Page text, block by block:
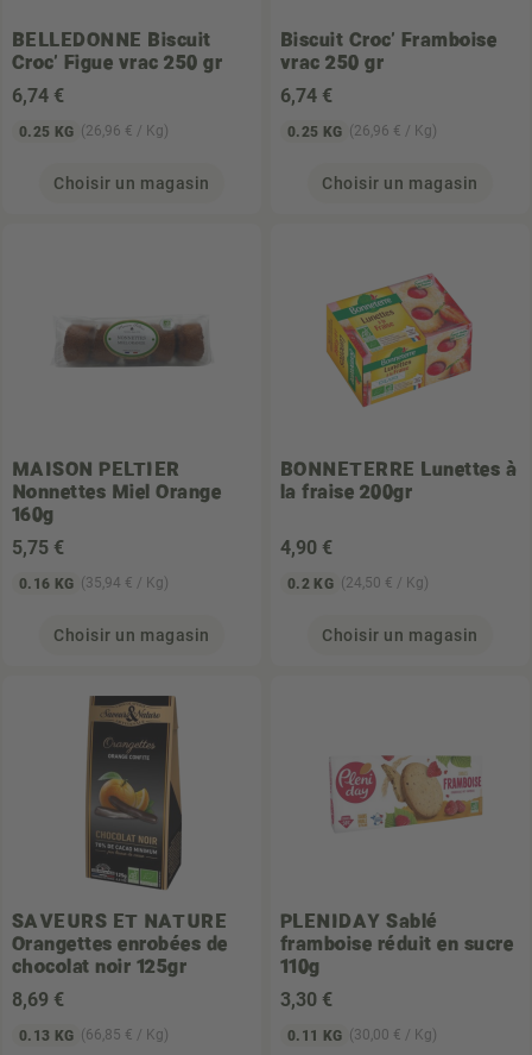
BELLEDONNE Biscuit
Croc' Figue vrac 250 gr
6,74 €
0.25 KG (26,96 € / Kg)
Choisir un magasin
Biscuit Croc' Framboise
vrac 250 gr
6,74 €
0.25 KG (26,96 € / Kg)
Choisir un magasin
MAISON PELTIER
Nonnettes Miel Orange
160g
5,75 €
0.16 KG (35,94 € / Kg)
Choisir un magasin
BONNETERRE Lunettes à
la fraise 200gr
4,90 €
0.2 KG (24,50 € / Kg)
Choisir un magasin
SAVEURS ET NATURE
Orangettes enrobées de
chocolat noir 125gr
8,69 €
0.13 KG (66,85 € / Kg)
PLENIDAY Sablé
framboise réduit en sucre
110g
3,30 €
0.11 KG (30,00 € / Kg)